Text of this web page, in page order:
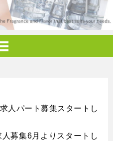
人パート募集スタートし
募集6月よりスタートし